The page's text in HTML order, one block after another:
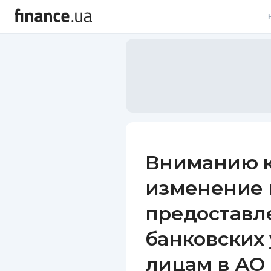
Вниманию
изменение
лицам в АО